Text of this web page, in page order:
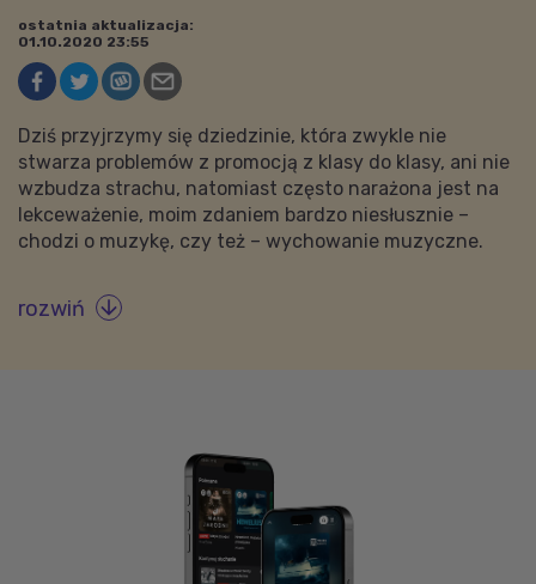
ostatnia aktualizacja:
01.10.2020 23:55
Dziś przyjrzymy się dziedzinie, która zwykle nie
stwarza problemów z promocją z klasy do klasy, ani nie
wzbudza strachu, natomiast często narażona jest na
lekceważenie, moim zdaniem bardzo niesłusznie –
chodzi o muzykę, czy też – wychowanie muzyczne.
rozwiń 